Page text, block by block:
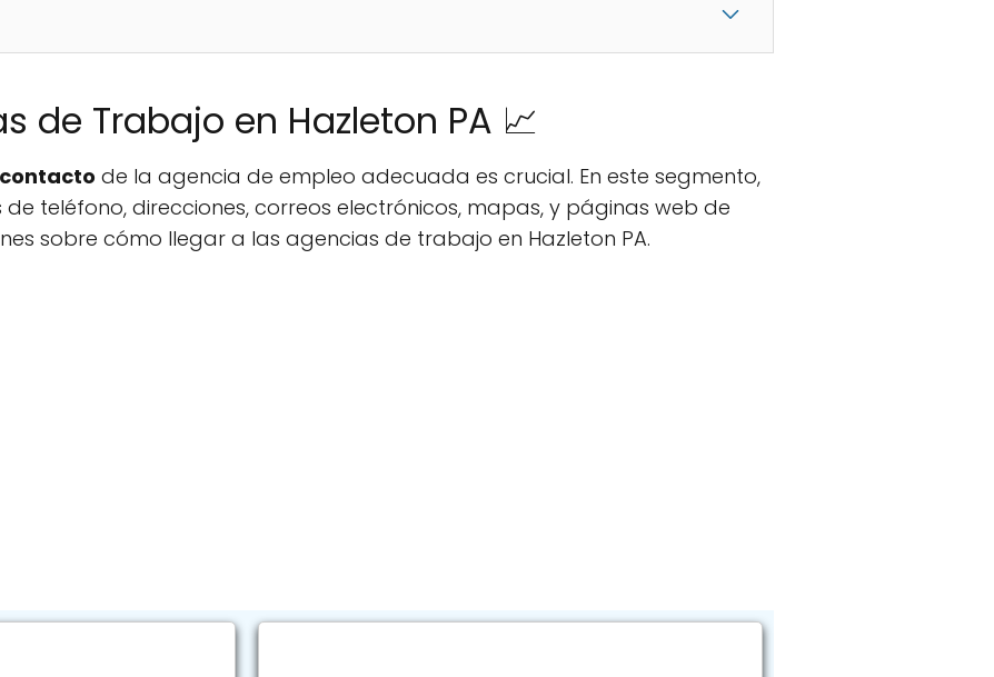
de Trabajo en Hazleton PA 📈
de la agencia de empleo adecuada es crucial. En este segmento,
teléfono, direcciones, correos electrónicos, mapas, y páginas web de
sobre cómo llegar a las agencias de trabajo en Hazleton PA.